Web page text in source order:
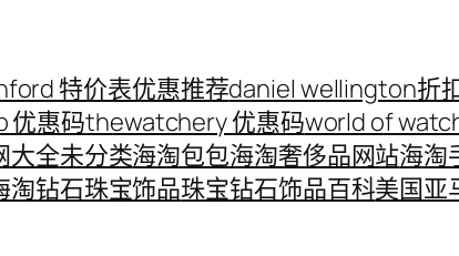
特价表优惠推荐daniel wellington折
优惠码thewatchery 优惠码world of
大全未分类海淘包包海淘奢侈品网站海淘
淘钻石珠宝饰品珠宝钻石饰品百科美国亚